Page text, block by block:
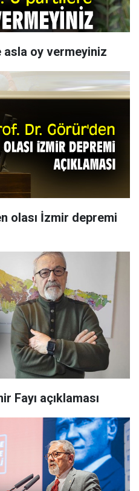
asla oy vermeyiniz
olası İzmir depremi
Fayı açıklaması